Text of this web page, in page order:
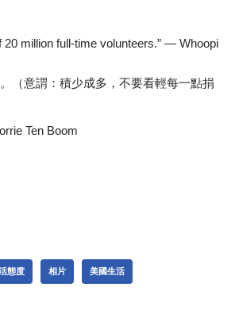
million full-time volunteers.” — Whoopi
（意謂：積少成多，不要看輕每一點捐
Ten Boom
態度 相片 美國生活